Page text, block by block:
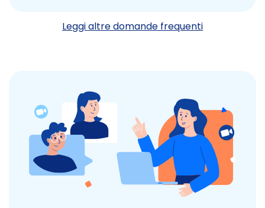
Leggi altre domande frequenti